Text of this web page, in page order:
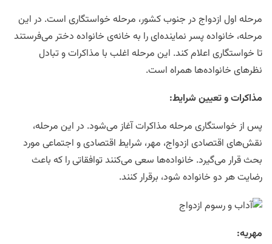
مرحله اول ازدواج در جنوب کشور، مرحله خواستگاری است. در این
مرحله، خانواده پسر نماینده‌ای را به خانه‌ی خانواده دختر می‌فرستند
تا خواستگاری اعلام کند. این مرحله اغلب با مذاکرات و تبادل
نظرهای خانواده‌ها همراه است.
مذاکرات و تعیین شرایط:
پس از خواستگاری مرحله مذاکرات آغاز می‌شود. در این مرحله،
نقش‌های اقتصادی ازدواج، مهر، شرایط اقتصادی و اجتماعی مورد
بحث قرار می‌گیرد. خانواده‌ها سعی می‌کنند توافقاتی را که باعث
رضایت هر دو خانواده شود، برقرار کنند.
مهریه: